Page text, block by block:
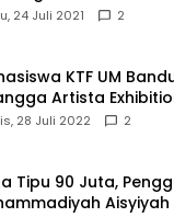
24 Juli 2021 2
KTF UM
Artista
28 Juli 2022 2
Tipu 90 Juta,